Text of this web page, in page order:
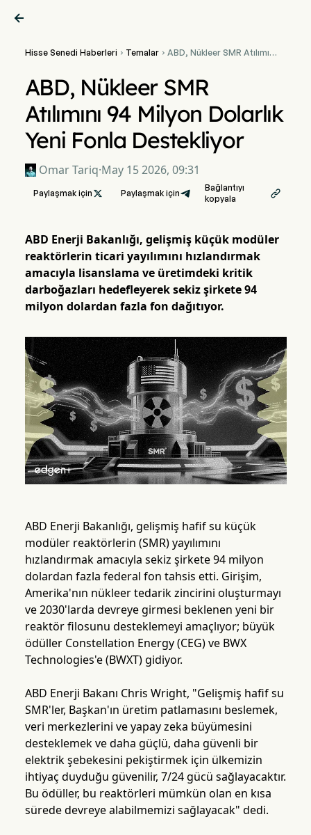

Hisse Senedi Haberleri  Temalar ABD, Nükleer SMR Atılımını
ABD, Nükleer SMR
Atılımını 94 Milyon Dolarlık
Yeni Fonla Destekliyor
Omar Tariq·May 15 2026, 09:31
Paylaşmak için  Paylaşmak için
Bağlantıyı
kopyala

ABD Enerji Bakanlığı, gelişmiş küçük modüler
reaktörlerin ticari yayılımını hızlandırmak
amacıyla lisanslama ve üretimdeki kritik
darboğazları hedefleyerek sekiz şirkete 94
milyon dolardan fazla fon dağıtıyor.
ABD Enerji Bakanlığı, gelişmiş hafif su küçük
modüler reaktörlerin (SMR) yayılımını
hızlandırmak amacıyla sekiz şirkete 94 milyon
dolardan fazla federal fon tahsis etti. Girişim,
Amerika'nın nükleer tedarik zincirini oluşturmayı
ve 2030'larda devreye girmesi beklenen yeni bir
reaktör filosunu desteklemeyi amaçlıyor; büyük
ödüller Constellation Energy (CEG) ve BWX
Technologies'e (BWXT) gidiyor.
ABD Enerji Bakanı Chris Wright, "Gelişmiş hafif su
SMR'ler, Başkan'ın üretim patlamasını beslemek,
veri merkezlerini ve yapay zeka büyümesini
desteklemek ve daha güçlü, daha güvenli bir
elektrik şebekesini pekiştirmek için ülkemizin
ihtiyaç duyduğu güvenilir, 7/24 gücü sağlayacaktır.
Bu ödüller, bu reaktörleri mümkün olan en kısa
sürede devreye alabilmemizi sağlayacak" dedi.